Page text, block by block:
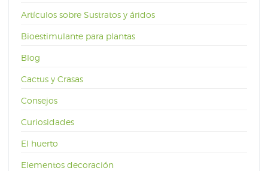
Artículos sobre Sustratos y áridos
Bioestimulante para plantas
Blog
Cactus y Crasas
Consejos
Curiosidades
El huerto
Elementos decoración